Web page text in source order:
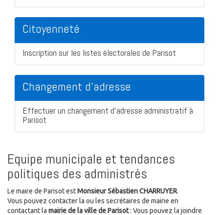
Citoyenneté
Inscription sur les listes électorales de Parisot
Changement d'adresse
Effectuer un changement d'adresse administratif à
Parisot
Equipe municipale et tendances
politiques des administrés
Le maire de Parisot estMonsieur Sébastien CHARRUYER.
Vous pouvez contacter la ou les secrétaires de mairie en
contactant la mairie de la ville de Parisot: Vous pouvez la joindre